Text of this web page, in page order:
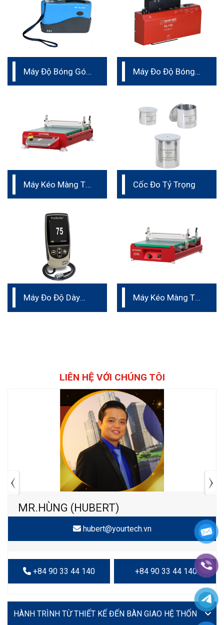
Máy Độ Bóng Góc
Máy Đo Độ Bóng
Máy Kéo Màng Tự
Cốc Đo Tỷ Trọng
Máy Đo Độ Dày
Máy Kéo Màng Tự
LIÊN HỆ VỚI CHÚNG TÔI
MR.HÙNG (HUBERT)
hubert@yourtech.vn
+84 90 33 44 140 +84 90 33 44 140
VIDEO